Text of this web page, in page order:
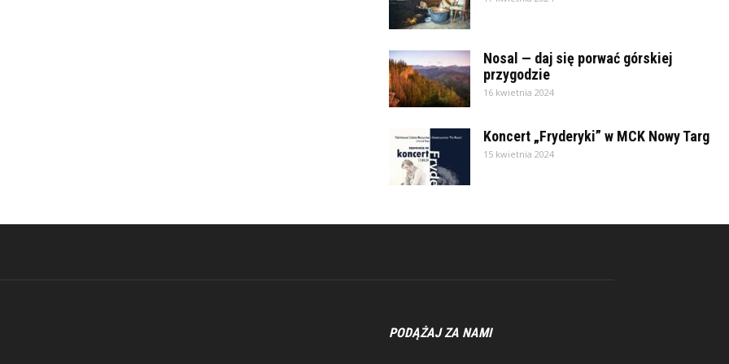
Nosal — daj się porwać górskiej
przygodzie
16 kwietnia 2024
Koncert „Fryderyki” w MCK Nowy Targ
15 kwietnia 2024
PODĄŻAJ ZA NAMI